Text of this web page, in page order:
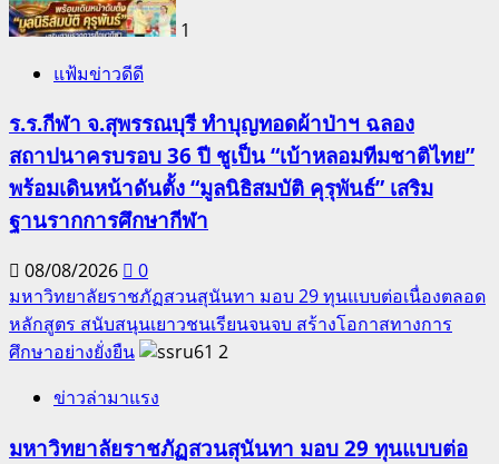
1
แฟ้มข่าวดีดี
ร.ร.กีฬา จ.สุพรรณบุรี ทำบุญทอดผ้าป่าฯ ฉลอง
สถาปนาครบรอบ 36 ปี ชูเป็น “เบ้าหลอมทีมชาติไทย”
พร้อมเดินหน้าดันตั้ง “มูลนิธิสมบัติ คุรุพันธ์” เสริม
ฐานรากการศึกษากีฬา
08/08/2026
0
มหาวิทยาลัยราชภัฏสวนสุนันทา มอบ 29 ทุนแบบต่อเนื่องตลอด
หลักสูตร สนับสนุนเยาวชนเรียนจนจบ สร้างโอกาสทางการ
ศึกษาอย่างยั่งยืน
2
ข่าวล่ามาแรง
มหาวิทยาลัยราชภัฏสวนสุนันทา มอบ 29 ทุนแบบต่อ